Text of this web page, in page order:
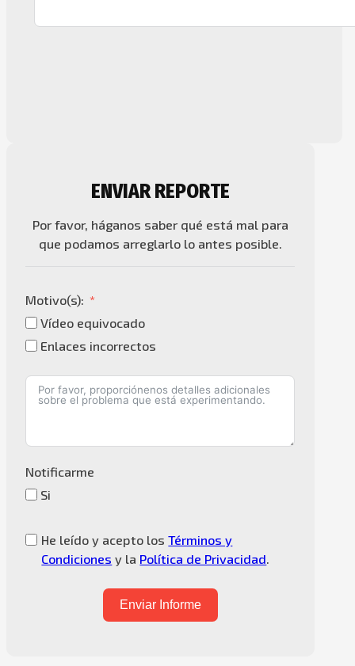
ENVIAR REPORTE
Por favor, háganos saber qué está mal para
que podamos arreglarlo lo antes posible.
Motivo(s):
Vídeo equivocado
Enlaces incorrectos
Notificarme
Si
He leído y acepto losTérminos y
Condiciones y la Política de Privacidad.
Enviar Informe